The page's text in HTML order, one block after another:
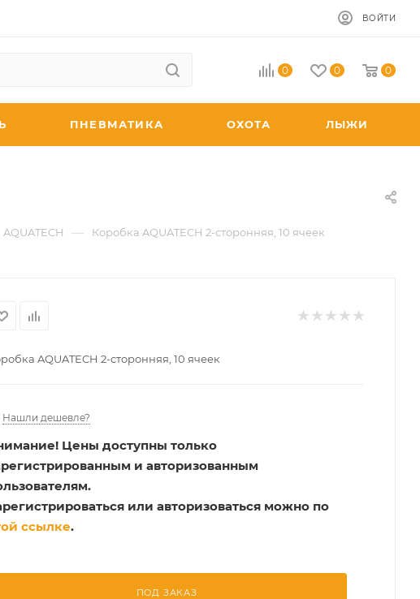
ВОЙТИ
0 0 0
ПНЕВМАТИКА ОХОТА ЛЫЖИ
AQUATECH — Коробка AQUATECH 2-сторонняя, 10 ячеек
AQUATECH 2-сторонняя, 10 ячеек
Нашли дешевле?
Цены доступны только
и авторизованным
или авторизоваться можно по
ссылке.
ПОД ЗАКАЗ